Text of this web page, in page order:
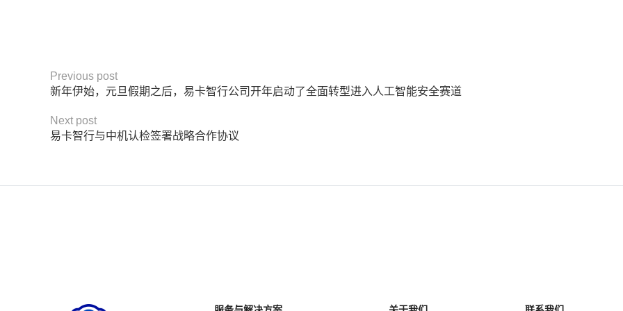
Previous post
新年伊始，元旦假期之后，易卡智行公司开年启动了全面转型进入人工智能安全赛道
Next post
易卡智行与中机认检签署战略合作协议